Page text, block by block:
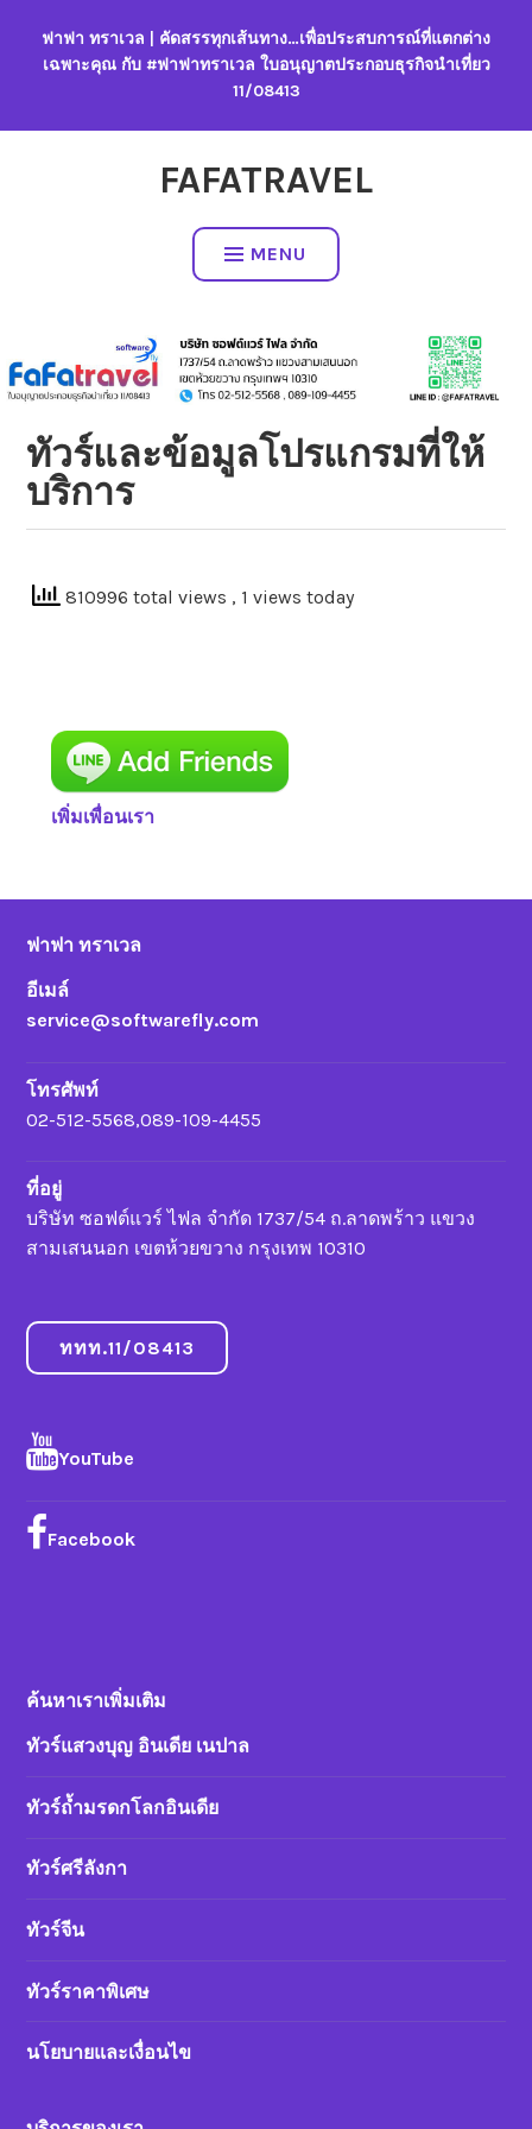
content
ฟาฟา ทราเวล | คัดสรรทุกเส้นทาง…เพื่อประสบการณ์ที่แตกต่าง
เฉพาะคุณ กับ #ฟาฟาทราเวล ใบอนุญาตประกอบธุรกิจนำเที่ยว
11/08413
FAFATRAVEL
MENU
ทัวร์และข้อมูลโปรแกรมที่ให้
บริการ
810996 total views , 1 views today
เพิ่มเพื่อนเรา
ฟาฟา ทราเวล
อีเมล์
service@softwarefly.com
โทรศัพท์
02-512-5568,089-109-4455
ที่อยู่
บริษัท ซอฟต์แวร์ ไฟล จำกัด 1737/54 ถ.ลาดพร้าว แขวง
สามเสนนอก เขตห้วยขวาง กรุงเทพ 10310
ททท.11/08413
YouTube
Facebook
ค้นหาเราเพิ่มเติม
ทัวร์แสวงบุญ อินเดีย เนปาล
ทัวร์ถ้ำมรดกโลกอินเดีย
ทัวร์ศรีลังกา
ทัวร์จีน
ทัวร์ราคาพิเศษ
นโยบายและเงื่อนไข